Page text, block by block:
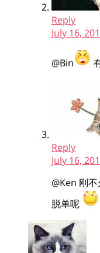
Reply
July 16,
@Bin
Reply
July 16,
@Ken 刚
脱单呢